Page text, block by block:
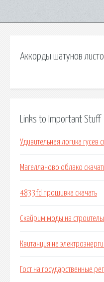
Аккорды шатунов
Links to Important Stuff
Удивительная логика гусев
Магелланово облако
4833fd прошивка скачать
Скайрим моды на
Квитанция на
Гост на государственные